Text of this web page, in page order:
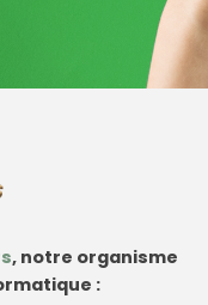
, notre organisme
: